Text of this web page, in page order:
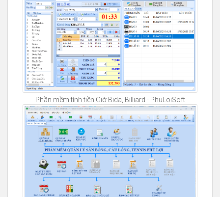
Phần mềm tính tiền Giờ Bida, Billiard - PhuLoiSoft